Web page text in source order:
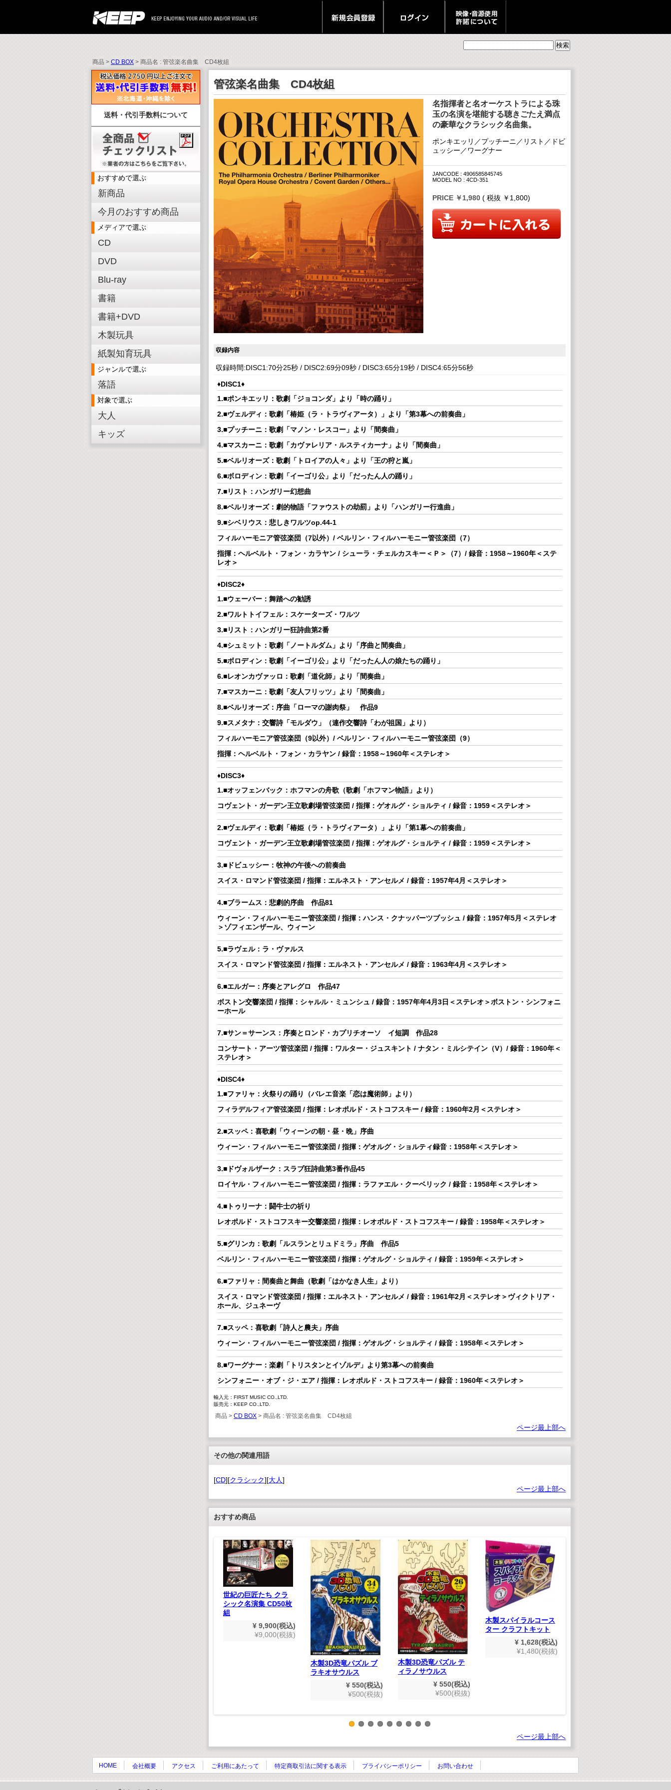
商品 >CD BOX> 商品名 : 管弦楽名曲集 CD4枚組
送料・代引手数料について
おすすめで選ぶ
新商品
今月のおすすめ商品
メディアで選ぶ
CD
DVD
Blu-ray
書籍
書籍+DVD
木製玩具
紙製知育玩具
ジャンルで選ぶ
落語
対象で選ぶ
大人
キッズ
管弦楽名曲集 CD4枚組
名指揮者と名オーケストラによる珠
玉の名演を堪能する聴きごたえ満点
の豪華なクラシック名曲集。
ポンキエッリ／プッチーニ／リスト／ドビ
ュッシー／ワーグナー
JANCODE : 4906585845745
MODEL NO : 4CD-351
PRICE ￥1,980 ( 税抜 ￥1,800)
収録内容
収録時間:DISC1:70分25秒 / DISC2:69分09秒 / DISC3:65分19秒 / DISC4:65分56秒
♦DISC1♦
1.■ポンキエッリ：歌劇「ジョコンダ」より「時の踊り」
2.■ヴェルディ：歌劇「椿姫（ラ・トラヴィアータ）」より「第3幕への前奏曲」
3.■プッチーニ：歌劇「マノン・レスコー」より「間奏曲」
4.■マスカーニ：歌劇「カヴァレリア・ルスティカーナ」より「間奏曲」
5.■ベルリオーズ：歌劇「トロイアの人々」より「王の狩と嵐」
6.■ボロディン：歌劇「イーゴリ公」より「だったん人の踊り」
7.■リスト：ハンガリー幻想曲
8.■ベルリオーズ：劇的物語「ファウストの劫罰」より「ハンガリー行進曲」
9.■シベリウス：悲しきワルツop.44-1
フィルハーモニア管弦楽団（7以外）/ ベルリン・フィルハーモニー管弦楽団（7）
指揮：ヘルベルト・フォン・カラヤン / シューラ・チェルカスキー＜Ｐ＞（7）/ 録音：1958～1960年＜ステ
レオ＞
♦DISC2♦
1.■ウェーバー：舞踏への勧誘
2.■ワルトトイフェル：スケーターズ・ワルツ
3.■リスト：ハンガリー狂詩曲第2番
4.■シュミット：歌劇「ノートルダム」より「序曲と間奏曲」
5.■ボロディン：歌劇「イーゴリ公」より「だったん人の娘たちの踊り」
6.■レオンカヴァッロ：歌劇「道化師」より「間奏曲」
7.■マスカーニ：歌劇「友人フリッツ」より「間奏曲」
8.■ベルリオーズ：序曲「ローマの謝肉祭」 作品9
9.■スメタナ：交響詩「モルダウ」（連作交響詩「わが祖国」より）
フィルハーモニア管弦楽団（9以外）/ ベルリン・フィルハーモニー管弦楽団（9）
指揮：ヘルベルト・フォン・カラヤン / 録音：1958～1960年＜ステレオ＞
♦DISC3♦
1.■オッフェンバック：ホフマンの舟歌（歌劇「ホフマン物語」より）
コヴェント・ガーデン王立歌劇場管弦楽団 / 指揮：ゲオルグ・ショルティ / 録音：1959＜ステレオ＞
2.■ヴェルディ：歌劇「椿姫（ラ・トラヴィアータ）」より「第1幕への前奏曲」
コヴェント・ガーデン王立歌劇場管弦楽団 / 指揮：ゲオルグ・ショルティ / 録音：1959＜ステレオ＞
3.■ドビュッシー：牧神の午後への前奏曲
スイス・ロマンド管弦楽団 / 指揮：エルネスト・アンセルメ / 録音：1957年4月＜ステレオ＞
4.■ブラームス：悲劇的序曲 作品81
ウィーン・フィルハーモニー管弦楽団 / 指揮：ハンス・クナッパーツブッシュ / 録音：1957年5月＜ステレオ
＞ゾフィエンザール、ウィーン
5.■ラヴェル：ラ・ヴァルス
スイス・ロマンド管弦楽団 / 指揮：エルネスト・アンセルメ / 録音：1963年4月＜ステレオ＞
6.■エルガー：序奏とアレグロ 作品47
ボストン交響楽団 / 指揮：シャルル・ミュンシュ / 録音：1957年年4月3日＜ステレオ＞ボストン・シンフォニ
ーホール
7.■サン＝サーンス：序奏とロンド・カプリチオーソ イ短調 作品28
コンサート・アーツ管弦楽団 / 指揮：ワルター・ジュスキント / ナタン・ミルシテイン（V）/ 録音：1960年＜
ステレオ＞
♦DISC4♦
1.■ファリャ：火祭りの踊り（バレエ音楽「恋は魔術師」より）
フィラデルフィア管弦楽団 / 指揮：レオポルド・ストコフスキー / 録音：1960年2月＜ステレオ＞
2.■スッペ：喜歌劇「ウィーンの朝・昼・晩」序曲
ウィーン・フィルハーモニー管弦楽団 / 指揮：ゲオルグ・ショルティ録音：1958年＜ステレオ＞
3.■ドヴォルザーク：スラブ狂詩曲第3番作品45
ロイヤル・フィルハーモニー管弦楽団 / 指揮：ラファエル・クーベリック / 録音：1958年＜ステレオ＞
4.■トゥリーナ：闘牛士の祈り
レオポルド・ストコフスキー交響楽団 / 指揮：レオポルド・ストコフスキー / 録音：1958年＜ステレオ＞
5.■グリンカ：歌劇「ルスランとリュドミラ」序曲 作品5
ベルリン・フィルハーモニー管弦楽団 / 指揮：ゲオルグ・ショルティ / 録音：1959年＜ステレオ＞
6.■ファリャ：間奏曲と舞曲（歌劇「はかなき人生」より）
スイス・ロマンド管弦楽団 / 指揮：エルネスト・アンセルメ / 録音：1961年2月＜ステレオ＞ヴィクトリア・
ホール、ジュネーヴ
7.■スッペ：喜歌劇「詩人と農夫」序曲
ウィーン・フィルハーモニー管弦楽団 / 指揮：ゲオルグ・ショルティ / 録音：1958年＜ステレオ＞
8.■ワーグナー：楽劇「トリスタンとイゾルデ」より第3幕への前奏曲
シンフォニー・オブ・ジ・エア / 指揮：レオポルド・ストコフスキー / 録音：1960年＜ステレオ＞
輸入元：FIRST MUSIC CO.,LTD.
販売元：KEEP CO.,LTD.
商品 > CD BOX > 商品名 : 管弦楽名曲集 CD4枚組
ページ最上部へ
その他の関連用語
[CD][クラシック][大人]
ページ最上部へ
おすすめ商品
「ベス
税込)
税抜)
知育パズル にほんち
ず
¥ 880(税込)
¥800(税抜)
知育パズル ABC
¥ 880(税込)
¥800(税抜)
世紀の巨匠たち クラ
シック名演集 CD50枚
組
¥ 9,900(税込)
¥9,000(税抜)
木製3D恐竜パズル ブ
ラキオサウルス
¥ 550(税込)
¥500(税抜)
木製3D恐竜パズル テ
ィラノサウルス
¥ 550(税込)
¥500(税抜)
木製スパイラルコース
ター クラフトキット
¥ 1,628(税込)
¥1,480(税抜)
世界めいさくどうわ
(デジタルリマスター
版）
¥ 1,980(税込)
¥1,800(税抜)
J-
～
ページ最上部へ
HOME 会社概要 アクセス ご利用にあたって 特定商取引法に関する表示 プライバシーポリシー お問い合わせ